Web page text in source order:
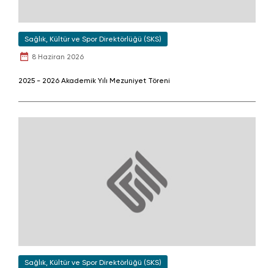
Sağlık, Kültür ve Spor Direktörlüğü (SKS)
8 Haziran 2026
2025 - 2026 Akademik Yılı Mezuniyet Töreni
Sağlık, Kültür ve Spor Direktörlüğü (SKS)